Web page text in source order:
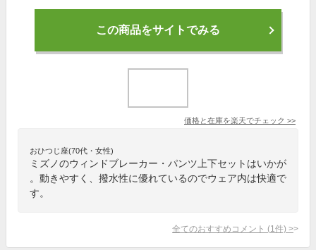
この商品をサイトでみる
価格と在庫を楽天でチェック >>
おひつじ座(70代・女性)
ミズノのウィンドブレーカー・パンツ上下セットはいかが
。動きやすく、撥水性に優れているのでウェア内は快適で
す。
全てのおすすめコメント (1 件) >